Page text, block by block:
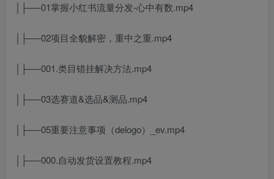
│├──01掌握小红书流量分发-心中有数.mp4
│├──02项目全貌解密，重中之重.mp4
│├──001.类目错挂解决方法.mp4
│├──03选赛道&选品&测品.mp4
│├──05重要注意事项（delogo）_ev.mp4
│├──000.自动发货设置教程.mp4